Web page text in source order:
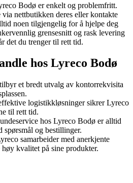
Bodø er enkelt og problemfritt.
nettbutikken deres eller kontakte
noen tilgjengelig for å hjelpe deg
grensesnitt og rask levering
det du trenger til rett tid.
hos Lyreco Bodø
et bredt utvalg av kontorrekvisita
logistikkløsninger sikrer Lyreco
til rett tid.
hos Lyreco Bodø er alltid
spørsmål og bestillinger.
samarbeider med anerkjente
kvalitet på sine produkter.